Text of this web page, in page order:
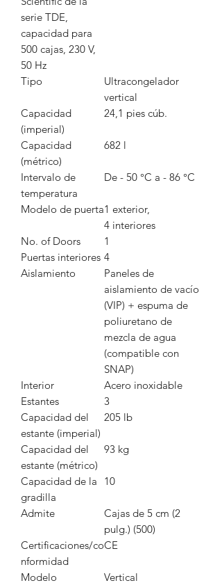
serie TDE,
capacidad para
500 cajas, 230 V,
50 Hz
Tipo
Ultracongelador
vertical
Capacidad
(imperial)
24,1 pies cúb.
Capacidad
(métrico)
682 l
Intervalo de
temperatura
De - 50 °C a - 86 °C
Modelo de puerta1 exterior,
4 interiores
No. of Doors
1
Puertas interiores 4
Aislamiento
Paneles de
aislamiento de vacío
(VIP) + espuma de
poliuretano de
mezcla de agua
(compatible con
SNAP)
Interior
Acero inoxidable
Estantes
3
Capacidad del
estante (imperial)
205 lb
Capacidad del
estante (métrico)
93 kg
Capacidad de la
gradilla
10
Admite
Cajas de 5 cm (2
pulg.) (500)
Certificaciones/co
nformidad
CE
Modelo Vertical